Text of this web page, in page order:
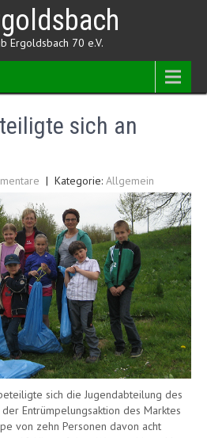
Ergoldsbach 70 e.V.
sich an
| Kategorie: Allgemein
sich die Jugendabteilung des
Entrümpelungsaktion des Marktes
von zehn Personen davon acht